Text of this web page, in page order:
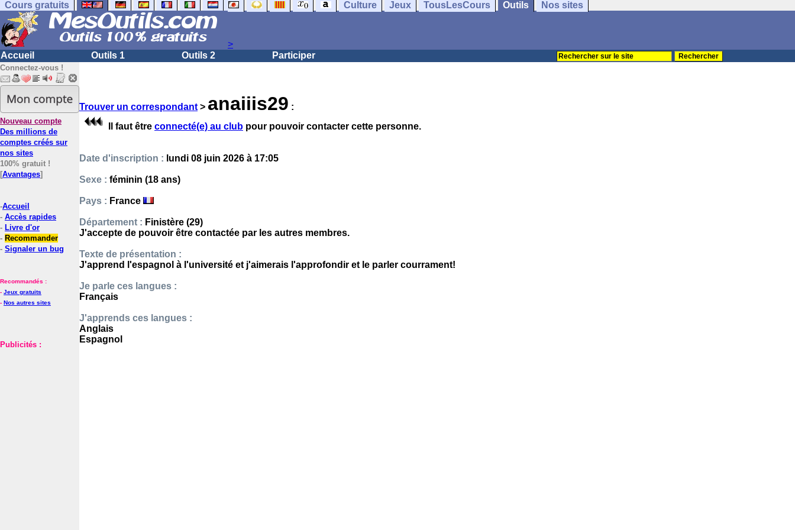
Cours gratuits Culture Jeux TousLesCours Outils Nos sites
>
Accueil
Outils 1 Outils 2 Participer
Connectez-vous !
Nouveau compte
Des millions de
comptes créés sur
nos sites
100% gratuit !
[Avantages]
-Accueil
- Accès rapides
- Livre d'or
- Recommander
- Signaler un bug
Recommandés :
- Jeux gratuits
- Nos autres sites
Publicités :
Trouver un correspondant > anaiiis29 :
Il faut être connecté(e) au club pour pouvoir contacter cette personne.
Date d'inscription : lundi 08 juin 2026 à 17:05
Sexe : féminin (18 ans)
Pays : France
Département : Finistère (29)
J'accepte de pouvoir être contactée par les autres membres.
Texte de présentation :
J'apprend l'espagnol à l'université et j'aimerais l'approfondir et le parler courrament!
Je parle ces langues :
Français
J'apprends ces langues :
Anglais
Espagnol